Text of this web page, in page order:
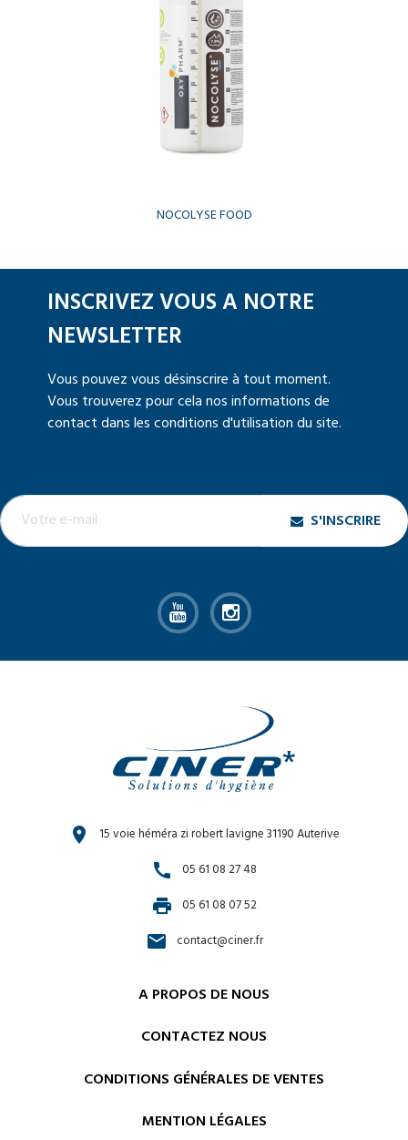
NOCOLYSE FOOD
INSCRIVEZ VOUS A NOTRE
NEWSLETTER
Vous pouvez vous désinscrire à tout moment.
Vous trouverez pour cela nos informations de
contact dans les conditions d'utilisation du site.
S'INSCRIRE
location_on 15 voie héméra zi robert lavigne 31190 Auterive
call 05 61 08 27 48
print 05 61 08 07 52
email contact@ciner.fr
A PROPOS DE NOUS
CONTACTEZ NOUS
CONDITIONS GÉNÉRALES DE VENTES
MENTION LÉGALES